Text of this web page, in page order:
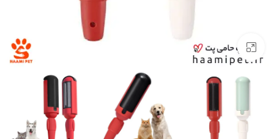
برای بزرگنمایی کلیک کنید